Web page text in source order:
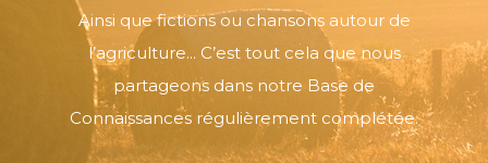
Ainsi que fictions ou chansons autour de
l’agriculture... C’est tout cela que nous
partageons dans notre Base de
Connaissances régulièrement complétée.